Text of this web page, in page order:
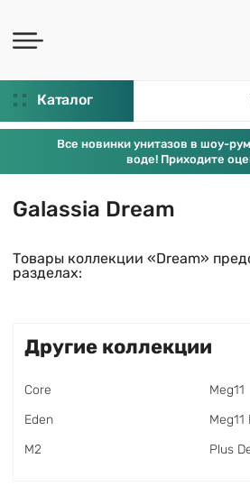
Каталог
Все новинки унитазов в шоу-
воде! Приходите
Galassia Dream
Товары коллекции «Dream»
разделах:
Другие коллекции
Core
Eden
M2
Meg11
Meg11
Plus